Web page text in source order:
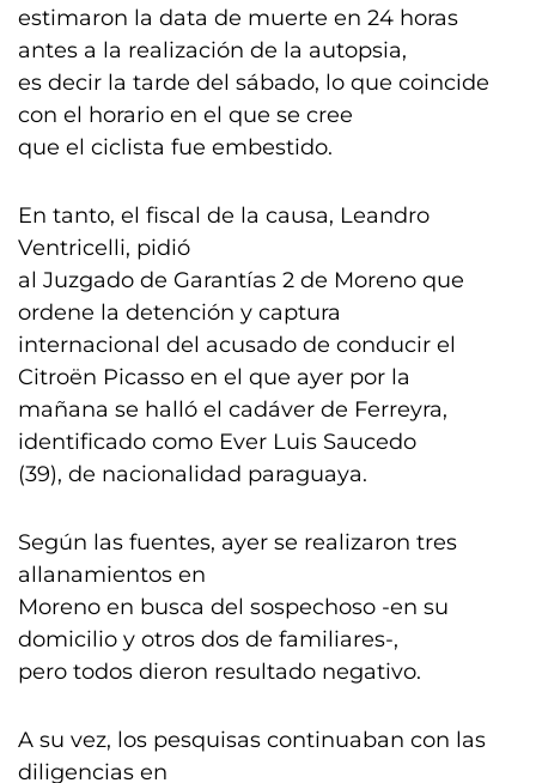
estimaron la data de muerte en 24 horas
antes a la realización de la autopsia,
es decir la tarde del sábado, lo que coincide
con el horario en el que se cree
que el ciclista fue embestido.
En tanto, el fiscal de la causa, Leandro
Ventricelli, pidió
al Juzgado de Garantías 2 de Moreno que
ordene la detención y captura
internacional del acusado de conducir el
Citroën Picasso en el que ayer por la
mañana se halló el cadáver de Ferreyra,
identificado como Ever Luis Saucedo
(39), de nacionalidad paraguaya.
Según las fuentes, ayer se realizaron tres
allanamientos en
Moreno en busca del sospechoso -en su
domicilio y otros dos de familiares-,
pero todos dieron resultado negativo.
A su vez, los pesquisas continuaban con las
diligencias en